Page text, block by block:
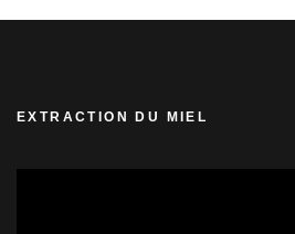
EXTRACTION DU MIEL